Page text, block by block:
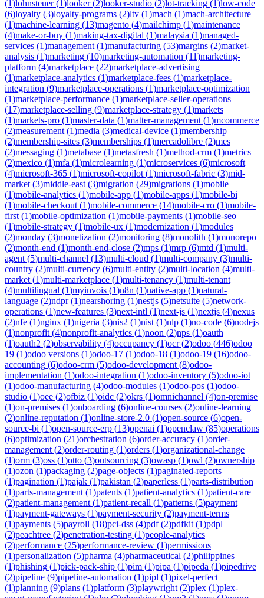
(1)lohnsteuer(1)looker(2)looker-studio (2)lot-tracking (1)low-code
(6)loyalty (3)loyalty-programs (2)ltv (1)mach (1)mach-architecture
(1)machine-learning (13)magento (4)mailchimp (1)maintenance
(4)make-or-buy (1)making-tax-digital (1)malaysia (1)managed-
services (1)management (1)manufacturing (53)margins (2)market-
analysis (1)marketing (10)marketing-automation (11)marketing-
platform (4)marketplace (22)marketplace-advertising
(1)marketplace-analytics (1)marketplace-fees (1)marketplace-
integration (9)marketplace-operations (1)marketplace-optimization
(1)marketplace-performance (1)marketplace-seller-operations
(17)marketplace-selling (9)marketplace-strategy (1)markets
(1)markets-pro (1)master-data (1)matter-management (1)mcommerce
(2)measurement (1)media (3)medical-device (1)membership
(2)membership-sites (3)memberships (1)mercadolibre (2)mes
(2)messaging (1)metabase (1)metasfresh (1)method-crm (1)metrics
(2)mexico (1)mfa (1)microlearning (1)microservices (6)microsoft
(4)microsoft-365 (1)microsoft-copilot (1)microsoft-fabric (3)mid-
market (3)middle-east (3)migration (29)migrations (1)mobile
(1)mobile-analytics (1)mobile-app (1)mobile-apps (1)mobile-bi
(1)mobile-checkout (1)mobile-commerce (14)mobile-cro (1)mobile-
first (1)mobile-optimization (1)mobile-payments (1)mobile-seo
(1)mobile-strategy (1)mobile-ux (1)modernization (1)modules
(2)monday (3)monetization (2)monitoring (8)monolith (1)monorepo
(2)month-end (1)month-end-close (2)mps (1)mrp (6)mtd (1)multi-
agent (5)multi-channel (13)multi-cloud (1)multi-company (3)multi-
country (2)multi-currency (6)multi-entity (2)multi-location (4)multi-
market (1)multi-marketplace (1)multi-tenancy (1)multi-tenant
(4)multilingual (1)myinvois (1)n8n (1)native-app (1)natural-
language (2)ndpr(1)nearshoring (1)nestjs (5)netsuite (5)network-
operations (1)new-features (3)next-intl (1)next-js (1)nextjs (4)nexus
(2)nfe (1)nginx (1)nigeria (3)nis2 (1)nist (1)nlp (1)no-code (6)nodejs
(1)nonprofit (4)nonprofit-analytics (1)noon (2)nps (1)oauth
(1)oauth2 (2)observability (4)occupancy (1)ocr(2)odoo (446)odoo
19 (1)odoo versions (1)odoo-17 (1)odoo-18 (1)odoo-19 (16)odoo-
accounting (6)odoo-crm (5)odoo-development (8)odoo-
implementation (1)odoo-integration (1)odoo-inventory (5)odoo-iot
(1)odoo-manufacturing (4)odoo-modules (1)odoo-pos (1)odoo-
studio (1)oee (2)ofbiz (1)oidc (2)okrs (1)omnichannel (4)on-premise
(1)on-premises (1)onboarding (6)online-courses (2)online-learning
(2)online-reputation (1)online-store-2.0 (1)open-source (6)open-
source-bi (1)open-source-erp (13)openai (1)openclaw (85)operations
(6)optimization (21)orchestration (6)order-accuracy (1)order-
management (2)order-routing (1)orders (1)organizational-change
(1)orm (3)oss (1)otto (3)outsourcing (3)owasp (1)owl (2)ownership
(1)ozon (1)packaging (2)page-objects (1)paginated-reports
(1)pagination (1)pajak (1)pakistan (2)paperless (1)parts-distribution
(1)parts-management (1)patents (1)patient-analytics (1)patient-care
(2)patient-management (1)patient-recall (1)patterns (5)payment
(1)payment-gateways (1)payment-security (2)payment-terms
(1)payments (5)payroll (18)pci-dss (4)pdf(2)pdfkit (1)pdpl
(2)peachtree (2)penetration-testing (1)people-analytics
(2)performance (25)performance-review (1)permissions
(1)personalization (5)pharma (4)pharmaceutical (2)philippines
(1)phishing (1)pick-pack-ship (1)pim (1)pipa (1)pipeda (1)pipedrive
(2)pipeline (9)pipeline-automation (1)pipl (1)pixel-perfect
(1)planning (9)plans (1)platform (3)playwright (2)plex (1)plex-